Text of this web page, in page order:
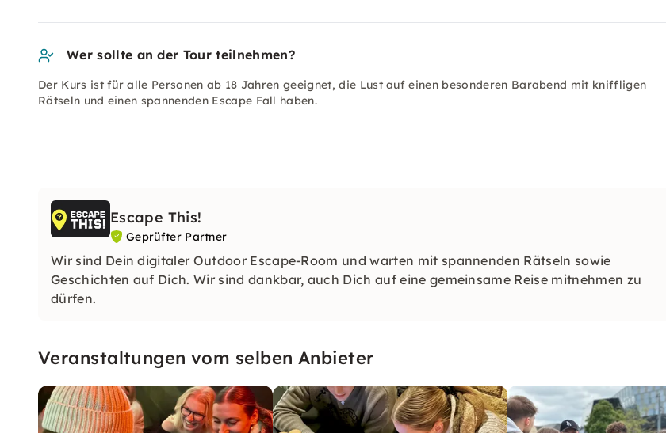
Wer sollte an der Tour teilnehmen?
Der Kurs ist für alle Personen ab 18 Jahren geeignet, die Lust auf einen besonderen Barabend mit kniffligen
Rätseln und einen spannenden Escape Fall haben.
Escape This!
Geprüfter Partner
Wir sind Dein digitaler Outdoor Escape-Room und warten mit spannenden Rätseln sowie
Geschichten auf Dich. Wir sind dankbar, auch Dich auf eine gemeinsame Reise mitnehmen zu
dürfen.
Veranstaltungen vom selben Anbieter